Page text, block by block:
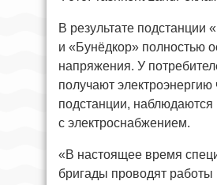
В результате подстанции
и «Бунёдкор» полностью
напряжения. У
получают электроэнергию
подстанции, наблюдаются
с электроснабжением.
«В настоящее время
бригады проводят работы